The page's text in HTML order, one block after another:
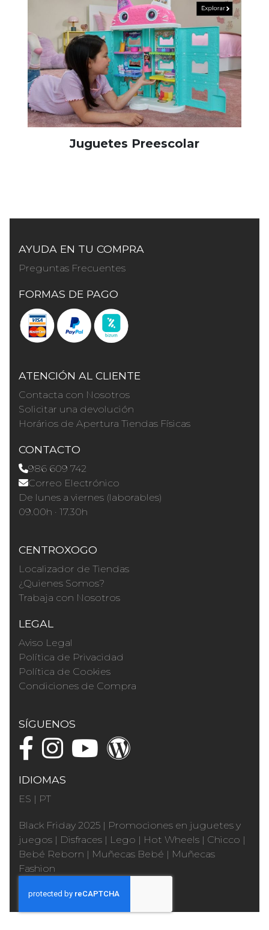
Juguetes Preescolar
AYUDA EN TU COMPRA
Preguntas Frecuentes
FORMAS DE PAGO
ATENCIÓN AL CLIENTE
Contacta con Nosotros
Solicitar una devolución
Horários de Apertura Tiendas Físicas
CONTACTO
986 609 742
Correo Electrónico
De lunes a viernes (laborables)
09.00h · 17.30h
CENTROXOGO
Localizador de Tiendas
¿Quienes Somos?
Trabaja con Nosotros
LEGAL
Aviso Legal
Política de Privacidad
Política de Cookies
Condiciones de Compra
SÍGUENOS
IDIOMAS
ES | PT
Black Friday 2025 | Promociones en juguetes y
juegos | Disfraces | Lego | Hot Wheels | Chicco |
Bebé Reborn | Muñecas Bebé | Muñecas
Fashion